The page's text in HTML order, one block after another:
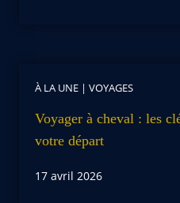
À LA UNE | VOYAGES
Voyager à cheval : les
votre départ
17 avril 2026